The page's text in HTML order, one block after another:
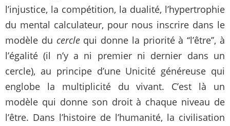
l’injustice, la compétition, la dualité, l’hypertrophie
du mental calculateur, pour nous inscrire dans le
modèle du cerclequi donne la priorité à ‘‘l’être’’, à
l’égalité (il n’y a ni premier ni dernier dans un
cercle), au principe d’une Unicité généreuse qui
englobe la multiplicité du vivant. C’est là un
modèle qui donne son droit à chaque niveau de
l’être. Dans l’histoire de l’humanité, la civilisation